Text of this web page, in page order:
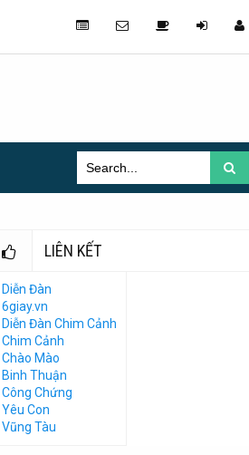
LIÊN KẾT
Diễn Đàn
6giay.vn
Diễn Đàn Chim Cảnh
Chim Cảnh
Chào Mào
Binh Thuận
Công Chứng
Yêu Con
Vũng Tàu